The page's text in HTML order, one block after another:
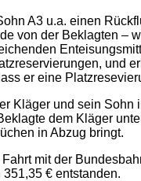
A3 u.a. einen
von der Beklagten
er eine
Kläger und sein
dem Kläger
in Abzug bringt.
mit der
€ entstanden.